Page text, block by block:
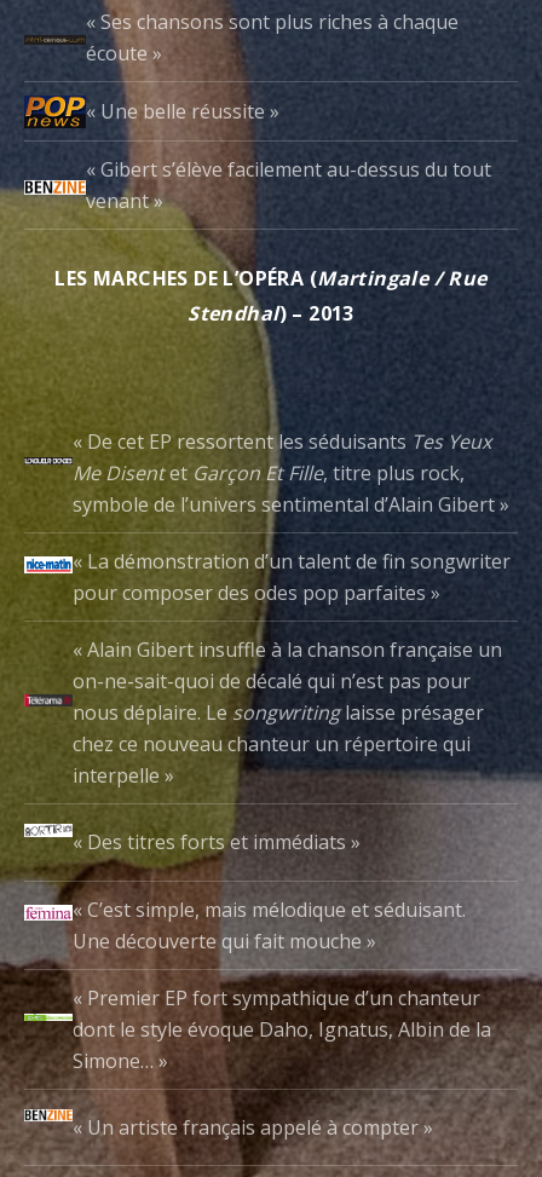
« Ses chansons sont plus riches à chaque
écoute »
« Une belle réussite »
« Gibert s’élève facilement au-dessus du tout
venant »
LES MARCHES DE L’OPÉRA (Martingale / Rue
Stendhal) – 2013
« De cet EP ressortent les séduisants Tes Yeux
Me DisentetGarçon Et Fille, titre plus rock,
symbole de l’univers sentimental d’Alain Gibert »
« La démonstration d’un talent de fin songwriter
pour composer des odes pop parfaites »
« Alain Gibert insuffle à la chanson française un
on-ne-sait-quoi de décalé qui n’est pas pour
nous déplaire. Le songwritinglaisse présager
chez ce nouveau chanteur un répertoire qui
interpelle »
« Des titres forts et immédiats »
« C’est simple, mais mélodique et séduisant.
Une découverte qui fait mouche »
« Premier EP fort sympathique d’un chanteur
dont le style évoque Daho, Ignatus, Albin de la
Simone… »
« Un artiste français appelé à compter »